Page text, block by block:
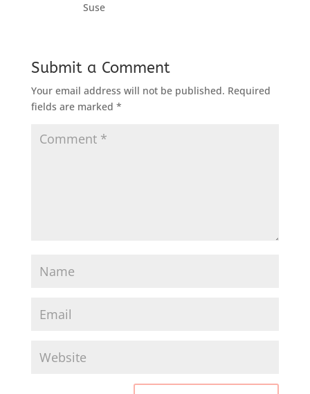
Suse
Submit a Comment
Your email address will not be published. Required
fields are marked *